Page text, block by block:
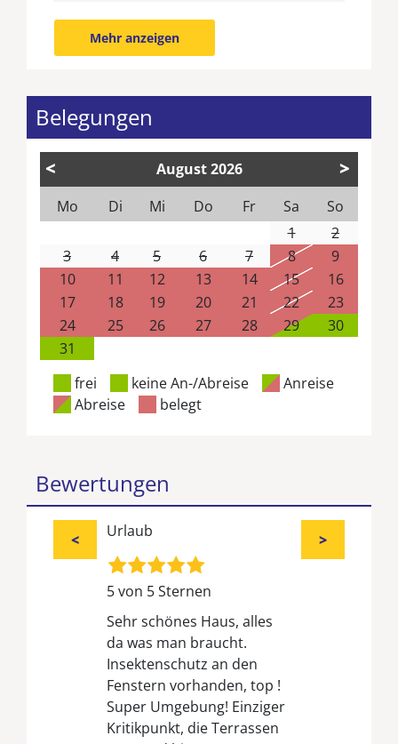
Mehr anzeigen
Belegungen
< August2026
Mo
Di Mi Do Fr Sa
So
1
2
3
4 5 6 7 8
9
10
11 12 13 14 15
16
17
18 19 20 21 22
23
24
25 26 27 28 29
30
31
frei
keine An-/Abreise
Anreise
Abreise
belegt
>
Bewertungen
< Urlaub
5 von 5 Sternen
Sehr schönes Haus, alles
da was man braucht.
Insektenschutz an den
Fenstern vorhanden, top !
Super Umgebung! Einziger
Kritikpunkt, die Terrassen
>